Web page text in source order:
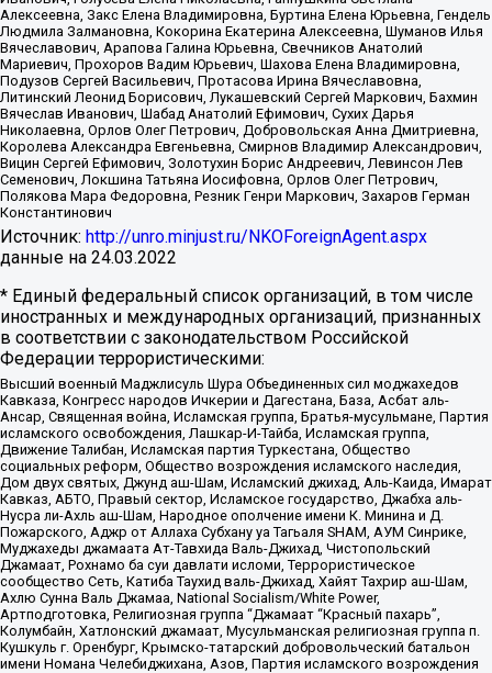
Алексеевна, Закс Елена Владимировна, Буртина Елена Юрьевна, Гендель
Людмила Залмановна, Кокорина Екатерина Алексеевна, Шуманов Илья
Вячеславович, Арапова Галина Юрьевна, Свечников Анатолий
Мариевич, Прохоров Вадим Юрьевич, Шахова Елена Владимировна,
Подузов Сергей Васильевич, Протасова Ирина Вячеславовна,
Литинский Леонид Борисович, Лукашевский Сергей Маркович, Бахмин
Вячеслав Иванович, Шабад Анатолий Ефимович, Сухих Дарья
Николаевна, Орлов Олег Петрович, Добровольская Анна Дмитриевна,
Королева Александра Евгеньевна, Смирнов Владимир Александрович,
Вицин Сергей Ефимович, Золотухин Борис Андреевич, Левинсон Лев
Семенович, Локшина Татьяна Иосифовна, Орлов Олег Петрович,
Полякова Мара Федоровна, Резник Генри Маркович, Захаров Герман
Константинович
Источник: http://unro.minjust.ru/NKOForeignAgent.aspx
данные на 24.03.2022
* Единый федеральный список организаций, в том числе
иностранных и международных организаций, признанных
в соответствии с законодательством Российской
Федерации террористическими:
Высший военный Маджлисуль Шура Объединенных сил моджахедов
Кавказа, Конгресс народов Ичкерии и Дагестана, База, Асбат аль-
Ансар, Священная война, Исламская группа, Братья-мусульмане, Партия
исламского освобождения, Лашкар-И-Тайба, Исламская группа,
Движение Талибан, Исламская партия Туркестана, Общество
социальных реформ, Общество возрождения исламского наследия,
Дом двух святых, Джунд аш-Шам, Исламский джихад, Аль-Каида, Имарат
Кавказ, АБТО, Правый сектор, Исламское государство, Джабха аль-
Нусра ли-Ахль аш-Шам, Народное ополчение имени К. Минина и Д.
Пожарского, Аджр от Аллаха Субхану уа Тагьаля SHAM, АУМ Синрике,
Муджахеды джамаата Ат-Тавхида Валь-Джихад, Чистопольский
Джамаат, Рохнамо ба суи давлати исломи, Террористическое
сообщество Сеть, Катиба Таухид валь-Джихад, Хайят Тахрир аш-Шам,
Ахлю Сунна Валь Джамаа, National Socialism/White Power,
Артподготовка, Религиозная группа “Джамаат “Красный пахарь”,
Колумбайн, Хатлонский джамаат, Мусульманская религиозная группа п.
Кушкуль г. Оренбург, Крымско-татарский добровольческий батальон
имени Номана Челебиджихана, Азов, Партия исламского возрождения